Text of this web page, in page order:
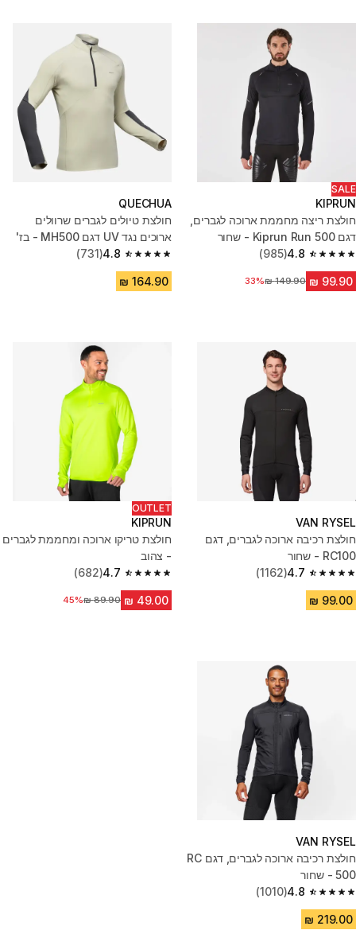
SALE
KIPRUN
חולצת ריצה מחממת ארוכה לגברים,
דגם Kiprun Run 500 - שחור
4.8
4.8 out of 5 stars from 985 reviews
(985)
מחיר לפני הנחה‏149.90 ₪
33%
QUECHUA
חולצת טיולים לגברים שרוולים
ארוכים נגד UV דגם MH500 - בז'
4.8
4.8 out of 5 stars from 731 reviews
(731)
VAN RYSEL
חולצת רכיבה ארוכה לגברים, דגם
RC100 - שחור
4.7
4.7 out of 5 stars from 1162 reviews
(1162)
OUTLET
KIPRUN
חולצת טריקו ארוכה ומחממת לגברים
- צהוב
4.7
4.7 out of 5 stars from 682 reviews
(682)
מחיר לפני הנחה‏89.90 ₪
45%
VAN RYSEL
חולצת רכיבה ארוכה לגברים, דגם RC
500 - שחור
4.8
4.8 out of 5 stars from 1010 reviews
(1010)